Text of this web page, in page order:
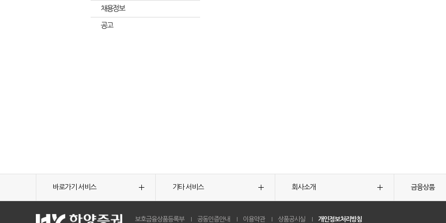
채용정보
공고
바로가기 서비스 기타 서비스 회사소개 금융상품
보호금융상품등록부 공동인증안내 이용약관 상품공시실 개인정보처리방침